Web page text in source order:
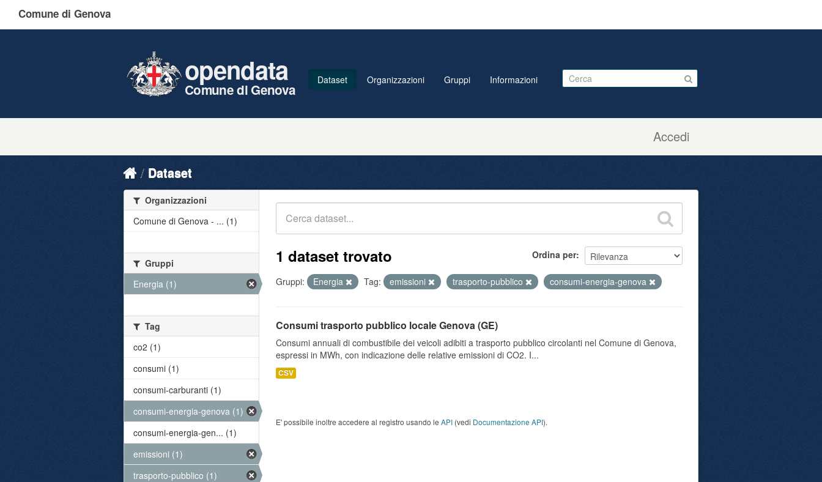
Comune di Genova
Accedi
opendata
Comune di Genova
Dataset Organizzazioni Gruppi Informazioni
Dataset
Ordina per
1 dataset trovato
Gruppi: Energia Tag: emissioni trasporto-pubblico consumi-energia-genova
Consumi trasporto pubblico locale Genova (GE)
Consumi annuali di combustibile dei veicoli adibiti a trasporto pubblico circolanti nel Comune di Genova,
espressi in MWh, con indicazione delle relative emissioni di CO2. I...
CSV
E' possibile inoltre accedere al registro usando le API (vedi Documentazione API).
Organizzazioni
Comune di Genova - ... (1)
Gruppi
Energia (1)
Tag
co2 (1)
consumi (1)
consumi-carburanti (1)
consumi-energia-genova (1)
consumi-energia-gen... (1)
emissioni (1)
trasporto-pubblico (1)